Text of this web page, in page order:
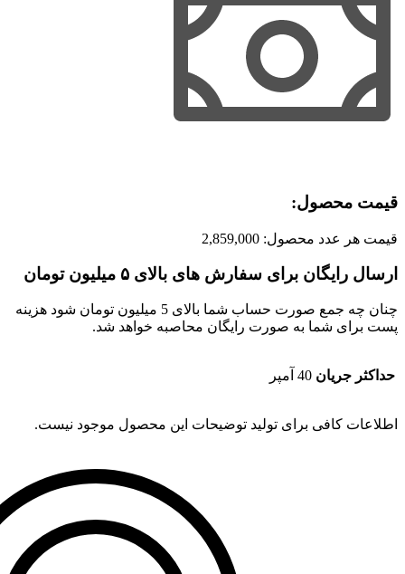
قیمت محصول:​
قیمت هر عدد محصول: 2,859,000
ارسال رایگان برای سفارش های بالای ۵ میلیون تومان
چنان چه جمع صورت حساب شما بالای 5 میلیون تومان شود هزینه
پست برای شما به صورت رایگان محاصبه خواهد شد.
حداکثر جریان 40 آمپر
اطلاعات کافی برای تولید توضیحات این محصول موجود نیست.